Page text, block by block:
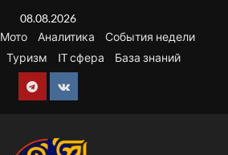
08.08.2026
Аналитика
События недели
Туризм IT сфера База знаний
Telegram
VK